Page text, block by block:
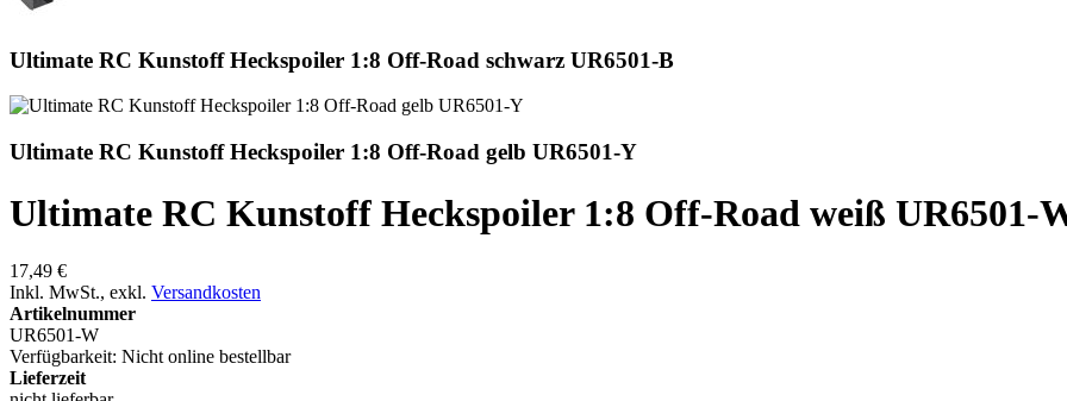
Ultimate RC Kunstoff Heckspoiler 1:8 Off-Road schwarz UR6501-B
Ultimate RC Kunstoff Heckspoiler 1:8 Off-Road gelb UR6501-Y
Ultimate RC Kunstoff Heckspoiler 1:8 Off-Road weiß UR6501-
17,49 €
Inkl. MwSt., exkl. Versandkosten
Artikelnummer
UR6501-W
Verfügbarkeit: Nicht online bestellbar
Lieferzeit